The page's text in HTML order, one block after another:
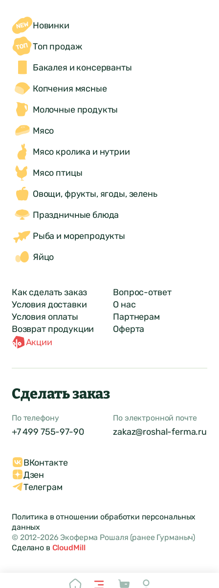
Новинки
Топ продаж
Бакалея и консерванты
Копчения мясные
Молочные продукты
Мясо
Мясо кролика и нутрии
Мясо птицы
Овощи, фрукты, ягоды, зелень
Праздничные блюда
Рыба и морепродукты
Яйцо
Как сделать заказ
Условия доставки
Условия оплаты
Возврат продукции
Акции
Вопрос-ответ
О нас
Партнерам
Оферта
Сделать заказ
По телефону
+7 499 755-97-90
По электронной почте
zakaz@roshal-ferma.ru
ВКонтакте
Дзен
Телеграм
Политика в отношении обработки персональных
данных
© 2012-2026 Экоферма Рошаля (ранее Гурманыч)
Сделано в CloudMill